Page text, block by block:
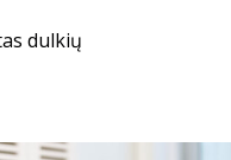
dulkių